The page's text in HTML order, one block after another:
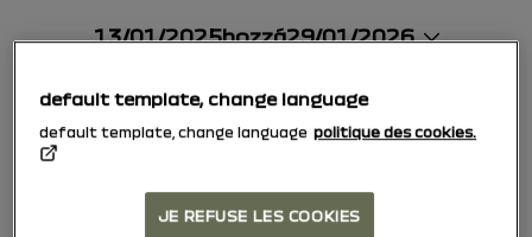
13/01/2025hozzá29/01/2026
default template, change language
default template, change language politique des cookies.
JE REFUSE LES COOKIES